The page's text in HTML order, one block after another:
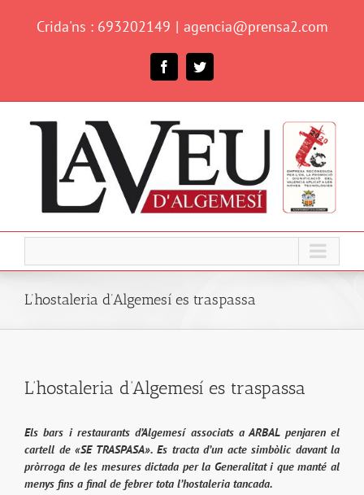
Crida'ns : 693202149 | agencia@prensa2.com
FacebookTwitter
L’hostaleria d’Algemesí es traspassa
L’hostaleria d’Algemesí es traspassa
Els bars i restaurants d’Algemesí associats a ARBAL penjaren el
cartell de «SE TRASPASA». Es tracta d’un acte simbòlic davant la
pròrroga de les mesures dictada per la Generalitat i que manté al
menys fins a final de febrer tota l’hostaleria tancada.